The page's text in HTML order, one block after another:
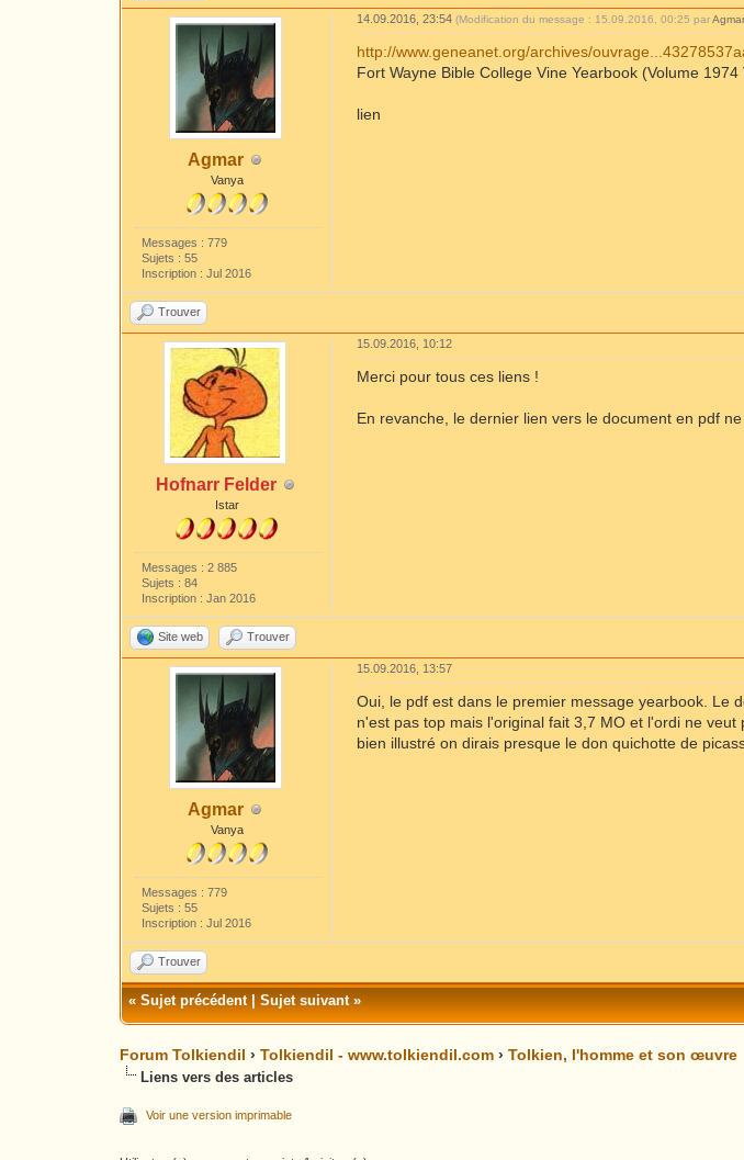
Agmar
Vanya
Messages : 779
Sujets : 55
Inscription : Jul 2016
14.09.2016, 23:54(Modification du message : 15.09.2016, 00:25 parAgmar
http://www.geneanet.org/archives/
Fort Wayne Bible College Vine Yearbook (Volume
lien
Trouver
Hofnarr Felder
Istar
Messages : 2 885
Sujets : 84
Inscription : Jan 2016
15.09.2016, 10:12
Merci pour tous ces liens !
En revanche, le dernier lien vers le document en pdf ne
Site web Trouver
Agmar
Vanya
Messages : 779
Sujets : 55
Inscription : Jul 2016
15.09.2016, 13:57
Oui, le pdf est dans le premier message yearbook. Le
n'est pas top mais l'original fait 3,7 MO et l'ordi ne
bien illustré on dirais presque le don quichotte de
Trouver
«Sujet précédent|Sujet suivant»
Forum Tolkiendil ›Tolkiendil - www.tolkiendil.com ›Tolkien, l'homme et son œuvre
Liens vers des articles
Voir une version imprimable